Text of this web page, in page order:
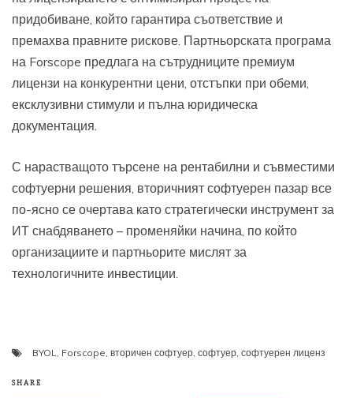
придобиване, който гарантира съответствие и
премахва правните рискове. Партньорската програма
на Forscope предлага на сътрудниците премиум
лицензи на конкурентни цени, отстъпки при обеми,
ексклузивни стимули и пълна юридическа
документация.
С нарастващото търсене на рентабилни и съвместими
софтуерни решения, вторичният софтуерен пазар все
по-ясно се очертава като стратегически инструмент за
ИТ снабдяването – променяйки начина, по който
организациите и партньорите мислят за
технологичните инвестиции.
BYOL Forscope вторичен софтуер софтуер софтуерен лиценз
SHARE